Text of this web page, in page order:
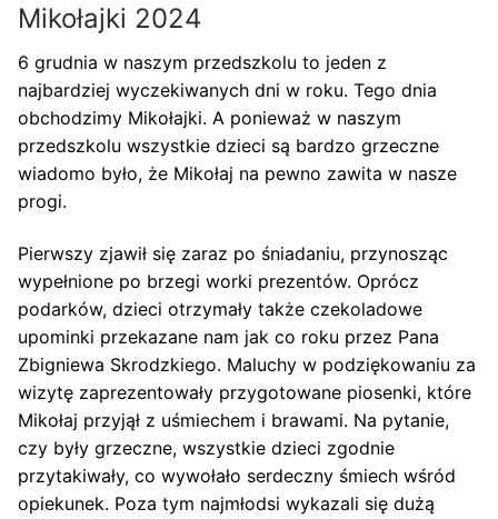
Mikołajki 2024
6 grudnia w naszym przedszkolu to jeden z
najbardziej wyczekiwanych dni w roku. Tego dnia
obchodzimy Mikołajki. A ponieważ w naszym
przedszkolu wszystkie dzieci są bardzo grzeczne
wiadomo było, że Mikołaj na pewno zawita w nasze
progi.
Pierwszy zjawił się zaraz po śniadaniu, przynosząc
wypełnione po brzegi worki prezentów. Oprócz
podarków, dzieci otrzymały także czekoladowe
upominki przekazane nam jak co roku przez Pana
Zbigniewa Skrodzkiego. Maluchy w podziękowaniu za
wizytę zaprezentowały przygotowane piosenki, które
Mikołaj przyjął z uśmiechem i brawami. Na pytanie,
czy były grzeczne, wszystkie dzieci zgodnie
przytakiwały, co wywołało serdeczny śmiech wśród
opiekunek. Poza tym najmłodsi wykazali się dużą